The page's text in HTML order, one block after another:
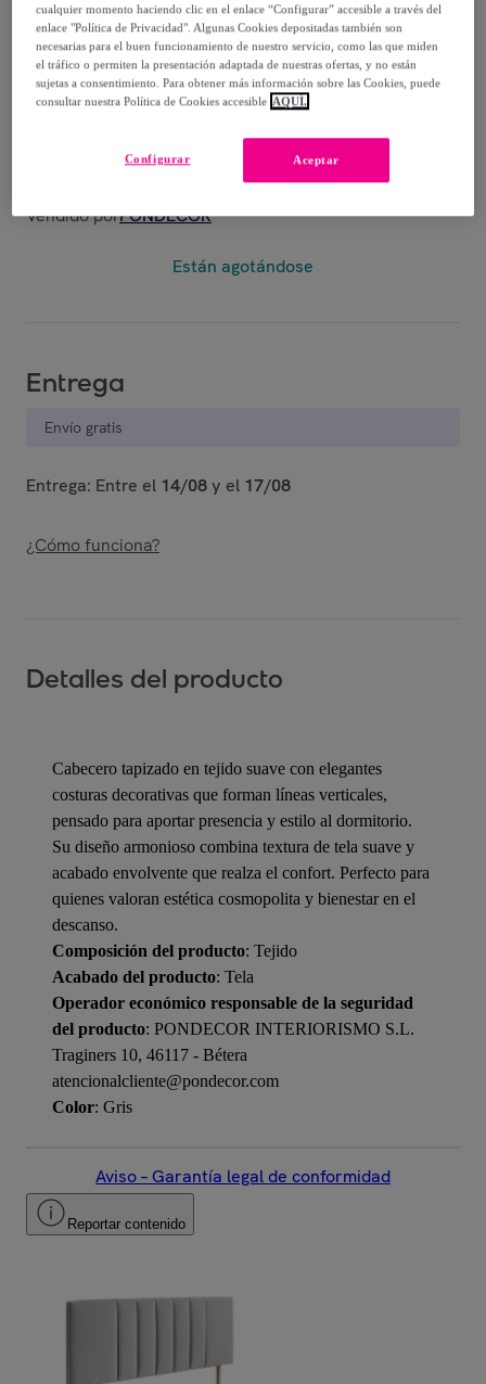
Blanco
Vendido porPONDECOR
Están agotándose
Entrega
Envío gratis
Entrega: Entre el 14/08y el 17/08
¿Cómo funciona?
Detalles del producto
Cabecero tapizado en tejido suave con elegantes
costuras decorativas que forman líneas verticales,
pensado para aportar presencia y estilo al dormitorio.
Su diseño armonioso combina textura de tela suave y
acabado envolvente que realza el confort. Perfecto para
quienes valoran estética cosmopolita y bienestar en el
descanso.
Composición del producto: Tejido
Acabado del producto: Tela
Operador económico responsable de la seguridad
del producto: PONDECOR INTERIORISMO S.L.
Traginers 10, 46117 - Bétera
atencionalcliente@pondecor.com
Color: Gris
Aviso – Garantía legal de conformidad
Reportar contenido
cualquier momento haciendo clic en el enlace “Configurar” accesible a través del
enlace "Política de Privacidad". Algunas Cookies depositadas también son
necesarias para el buen funcionamiento de nuestro servicio, como las que miden
el tráfico o permiten la presentación adaptada de nuestras ofertas, y no están
sujetas a consentimiento. Para obtener más información sobre las Cookies, puede
consultar nuestra Política de Cookies accesible AQUÍ.
Aceptar
Configurar